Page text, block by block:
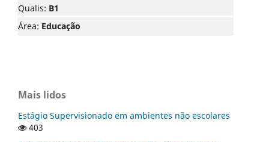
Qualis: B1
Área: Educação
Mais lidos
Estágio Supervisionado em ambientes não escolares
403